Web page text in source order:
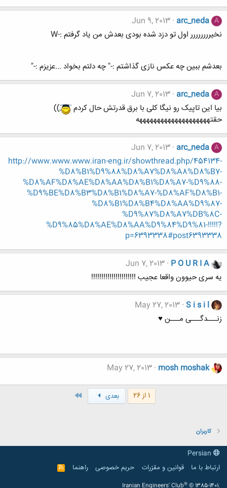
A
arc_neda
Jun 9, 2013
نخیرررررررر اول تو دزد شده بودی بعدش من یاد گرفتم :-W
بعدشم ببین چه عکس نازی گذاشتم :-" چه دلتم بخواد ...عزیزم :-"
A
arc_neda
Jun 7, 2013
بیا این تاپیک رو نیگا کلی با برق قدرتش حال کردم
))
حقتههههههههههههههههههههه
A
arc_neda
Jun 7, 2013
http://www.www.www.iran-eng.ir/showthread.php/454134-
%D8%B1%D9%88%D8%A7%D8%A8%D8%B7-
%D8%AF%D8%AE%D8%AA%D8%B1%D8%A7-%D9%88-
%D9%BE%D8%B3%D8%B1%D8%A7-%D8%AF%D8%B1-
%D8%B1%D8%B4%D8%AA%D9%87-
%D9%87%D8%A7%DB%8C-
%D9%85%D8%AE%D8%AA%D9%84%D9%81-!!!!!?
p=6393338#post6393338
P O U R I A
Jun 7, 2013
یه سری حیوون واقعا عجیب !!!!!!!!!!!!!!!!!!!!!!
S i s i l
May 27, 2013
زنـــدگـــی مـــن ♥
mosh moshak
May 27, 2013
1 از 26 بعدی
کاربران
ارتباط با ما
قوانین و مقرّرات حریم خصوصی راهنما
R
S
Iranian Engineers' Club® © 1385-1401.